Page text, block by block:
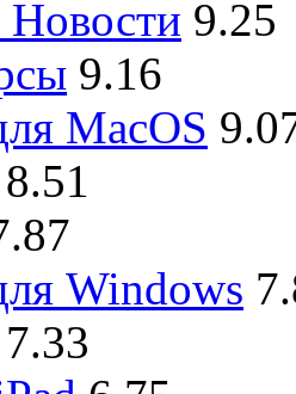
Новости 9.25
9.16
MacOS
8.51
Windows
7.33